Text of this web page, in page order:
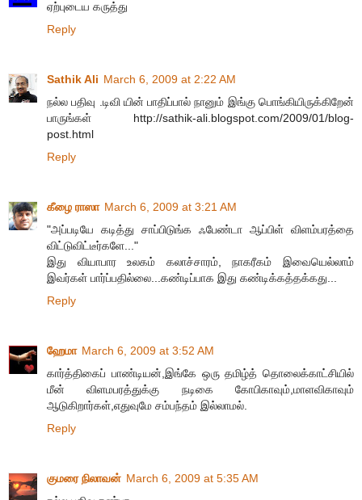
ஏற்புடைய கருத்து
Reply
Sathik Ali March 6, 2009 at 2:22 AM
நல்ல பதிவு .டிவி யின் பாதிப்பால் நானும் இங்கு பொங்கியிருக்கிறேன்
பாருங்கள் http://sathik-ali.blogspot.com/2009/01/blog-
post.html
Reply
கீழை ராஸா March 6, 2009 at 3:21 AM
"அப்படியே கடித்து சாப்பிடுங்க ஃபேண்டா ஆப்பிள் விளம்பரத்தை
விட்டுவிட்டீர்களே..."
இது வியாபார உலகம் கலாச்சாரம், நாகரீகம் இவையெல்லாம்
இவர்கள் பார்ப்பதில்லை...கண்டிப்பாக இது கண்டிக்கத்தக்கது...
Reply
ஹேமா March 6, 2009 at 3:52 AM
கார்த்திகைப் பாண்டியன்,இங்கே ஒரு தமிழ்த் தொலைக்காட்சியில்
மீன் விளமபரத்துக்கு நடிகை கோபிகாவும்,மாளவிகாவும்
ஆடுகிறார்கள்,எதுவுமே சம்பந்தம் இல்லாமல்.
Reply
குமரை நிலாவன் March 6, 2009 at 5:35 AM